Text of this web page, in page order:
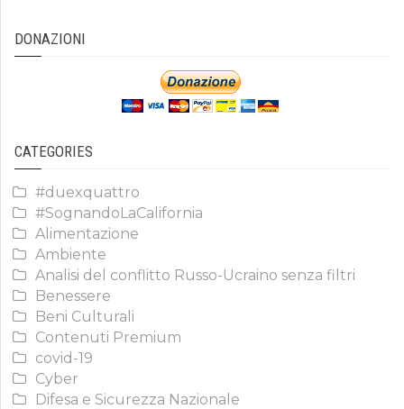
DONAZIONI
CATEGORIES
#duexquattro
#SognandoLaCalifornia
Alimentazione
Ambiente
Analisi del conflitto Russo-Ucraino senza filtri
Benessere
Beni Culturali
Contenuti Premium
covid-19
Cyber
Difesa e Sicurezza Nazionale